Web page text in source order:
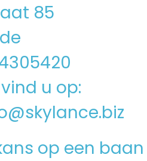
85
u op:
op een